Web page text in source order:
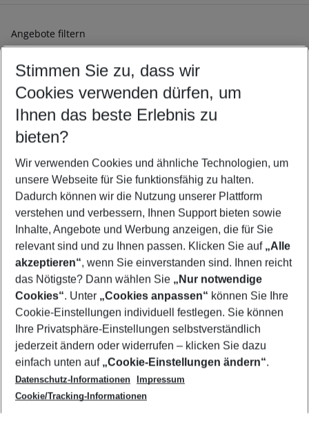
Angebote filtern
Ändern Sie Ihre Kriterien nach Ihren Wünschen
Abflughafen wählen
Beliebiger Abflughafen
Reisezeitraum wählen
11.08.26– 09.08.27 5-8 Nächte
2 Erwachsene Keine Kinder
Mehr Filter anzeigen
Footer
Footer navigation
Über uns
AGB
Cookie-Einstellungen ändern
Cookie-Richtlinie
Datenschutz
Service & Hilfe
Barrierefreies Reisen
Check-in
Folgen Sie uns
Stimmen Sie zu, dass wir
Cookies verwenden dürfen, um
Ihnen das beste Erlebnis zu
bieten?
Wir verwenden Cookies und ähnliche Technologien, um
unsere Webseite für Sie funktionsfähig zu halten.
Dadurch können wir die Nutzung unserer Plattform
verstehen und verbessern, Ihnen Support bieten sowie
Inhalte, Angebote und Werbung anzeigen, die für Sie
relevant sind und zu Ihnen passen. Klicken Sie auf „Alle
akzeptieren“, wenn Sie einverstanden sind. Ihnen reicht
das Nötigste? Dann wählen Sie „Nur notwendige
Cookies“. Unter „Cookies anpassen“ können Sie Ihre
Cookie-Einstellungen individuell festlegen. Sie können
Ihre Privatsphäre-Einstellungen selbstverständlich
jederzeit ändern oder widerrufen – klicken Sie dazu
einfach unten auf „Cookie-Einstellungen ändern“.
Datenschutz-Informationen
Impressum
Cookie/Tracking-Informationen